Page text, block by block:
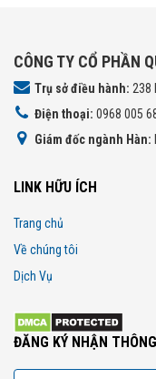
CÔNG TY CỔ PHẦN
Trụ sở điều hành: 238
Điện thoại: 0968 005
Giám đốc ngành Hàn:
LINK HỮU ÍCH
Trang chủ
Về chúng tôi
Dịch Vụ
ĐĂNG KÝ NHẬN